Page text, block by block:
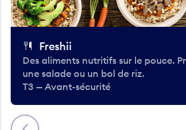
Précédent
Freshii
Des aliments nutritifs sur le pouce.
une salade ou un bol de riz.
T3 — Avant-sécurité